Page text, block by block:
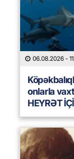
06.08.2026 -
onlarla
HEYRƏT